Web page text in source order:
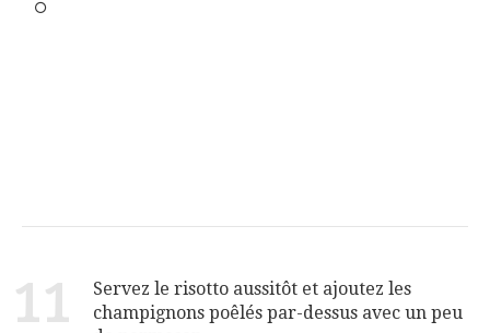
11
Servez le risotto aussitôt et ajoutez les
champignons poêlés par-dessus avec un peu